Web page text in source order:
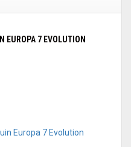
7 EVOLUTION